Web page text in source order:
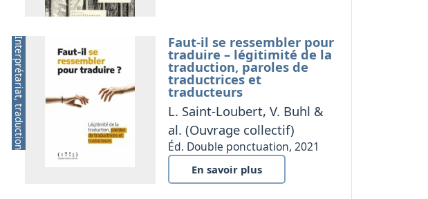
Interprétariat, traduction Faut-il se ressembler pour
traduire – légitimité de la
traduction, paroles de
traductrices et
traducteurs
L. Saint-Loubert, V. Buhl &
al. (Ouvrage collectif)
Éd. Double ponctuation, 2021
En savoir plus